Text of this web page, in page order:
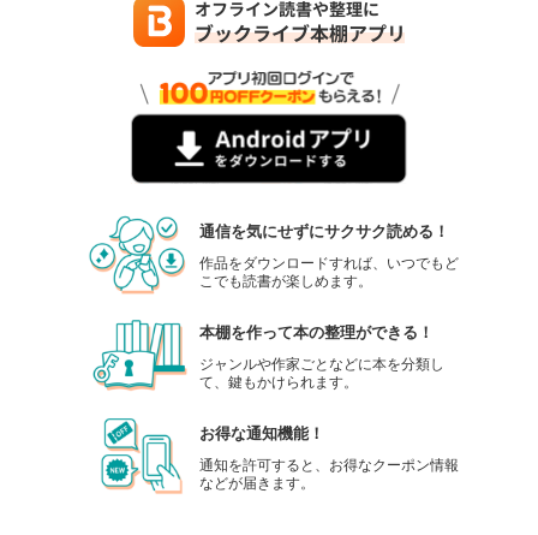
通信を気にせずにサクサク読める！
作品をダウンロードすれば、いつでもど
こでも読書が楽しめます。
本棚を作って本の整理ができる！
ジャンルや作家ごとなどに本を分類し
て、鍵もかけられます。
お得な通知機能！
通知を許可すると、お得なクーポン情報
などが届きます。